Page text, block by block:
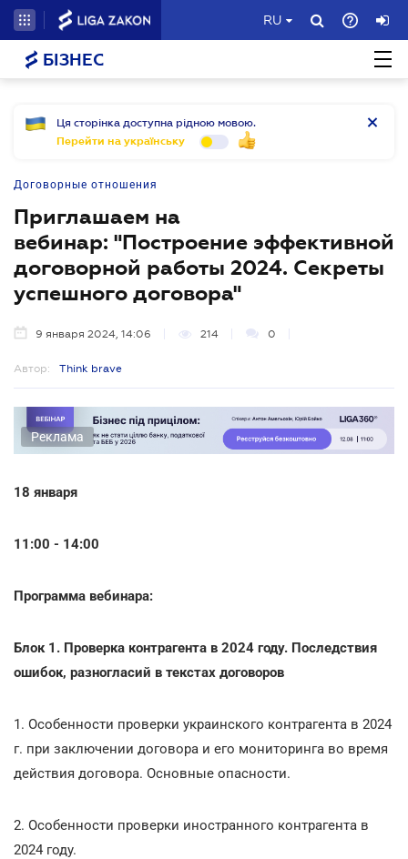
RU
БІЗНЕС
Ця сторінка доступна рідною мовою.
Перейти на українську
Договорные отношения
Приглашаем на
вебинар: "Построение эффективной
договорной работы 2024. Секреты
успешного договора"
9 января 2024, 14:06 214 0
Автор: Think brave
Реклама
18 января
11:00 - 14:00
Программа вебинара:
Блок 1. Проверка контрагента в 2024 году. Последствия
ошибок, разногласий в текстах договоров
1. Особенности проверки украинского контрагента в 2024
г. при заключении договора и его мониторинга во время
действия договора. Основные опасности.
2. Особенности проверки иностранного контрагента в
2024 году.